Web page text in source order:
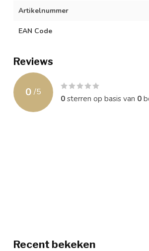
Artikelnummer
EAN Code
Reviews
0 /5
0sterren op basis van 0
Recent bekeken